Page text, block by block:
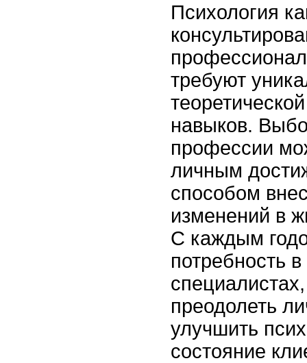
Психология
требуют
навыков.
профессии
личным
способом
изменений в
С каждым
потребность
преодолеть
улучшить
состояние